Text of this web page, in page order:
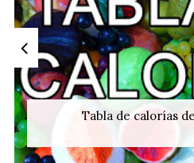
Tabla de calorías